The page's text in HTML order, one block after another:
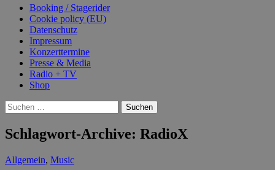
Inhalt
Booking / Stagerider
Cookie policy (EU)
Datenschutz
Impressum
Konzerttermine
Presse & Media
Radio + TV
Shop
Suchen
nach:
Schlagwort-Archive: RadioX
Allgemein, Music